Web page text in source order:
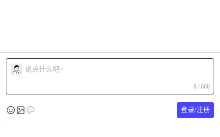
0 / 600
登录/注册